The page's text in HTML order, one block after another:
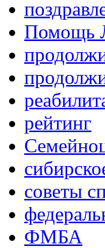
Помощь
рейтинг
советы
ФМБА